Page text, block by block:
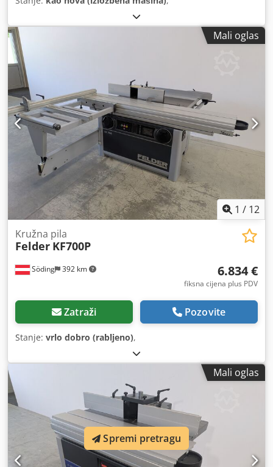
Mali oglas
1 / 12
Söding 392 km
Kružna pila
Felder KF700P
6.834 €
fiksna cijena plus PDV
Zatraži Pozovite
Stanje: vrlo dobro (rabljeno),
Mali oglas
Spremi pretragu